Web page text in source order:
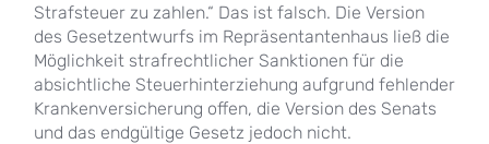
Strafsteuer zu zahlen.“ Das ist falsch. Die Version
des Gesetzentwurfs im Repräsentantenhaus ließ die
Möglichkeit strafrechtlicher Sanktionen für die
absichtliche Steuerhinterziehung aufgrund fehlender
Krankenversicherung offen, die Version des Senats
und das endgültige Gesetz jedoch nicht.